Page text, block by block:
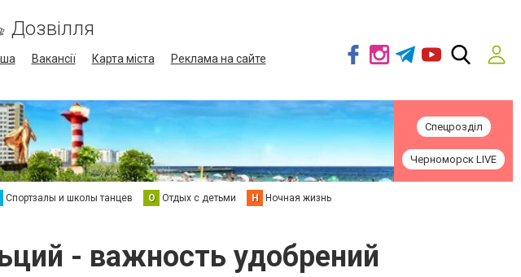
Дозвілля
Вакансії Карта міста
Реклама на сайте
Спецрозділ
Черноморск LIVE
Спортзалы и школы танцев О Отдых с детьми Н Ночная жизнь
- важность удобрений